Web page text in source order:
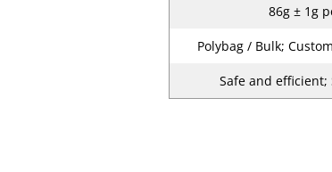
86g ± 1g
Polybag / Bulk;
Safe and